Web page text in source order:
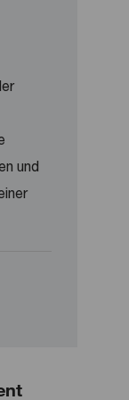
und